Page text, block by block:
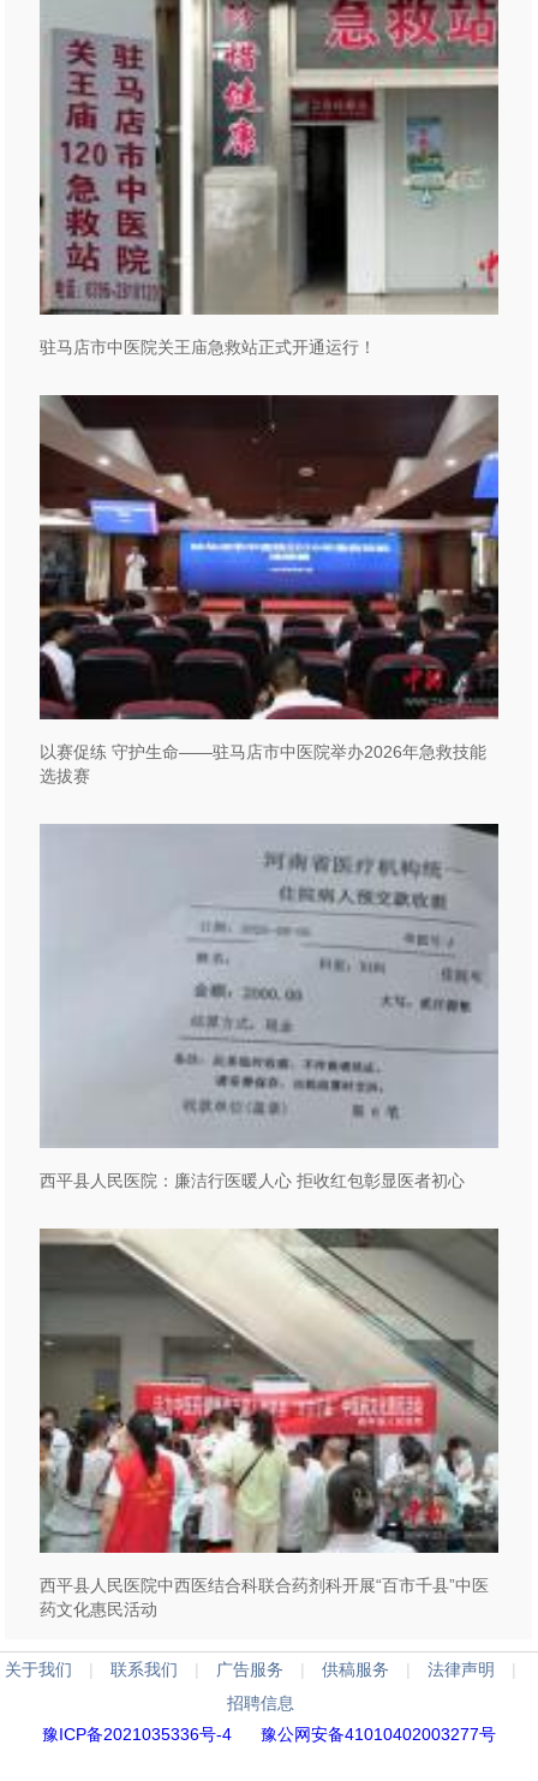
驻马店市中医院关王庙急救站正式开通运行！
以赛促练 守护生命——驻马店市中医院举办2026年急救技能
选拔赛
西平县人民医院：廉洁行医暖人心 拒收红包彰显医者初心
西平县人民医院中西医结合科联合药剂科开展“百市千县”中医
药文化惠民活动
关于我们 | 联系我们 | 广告服务 | 供稿服务 | 法律声明
|
招聘信息
豫ICP备2021035336号-4
豫公网安备41010402003277号